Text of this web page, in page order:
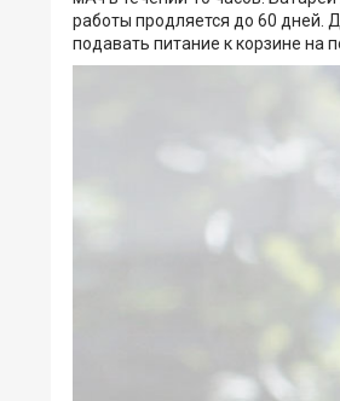
работы продляется до 60 дней.
подавать питание к корзине на